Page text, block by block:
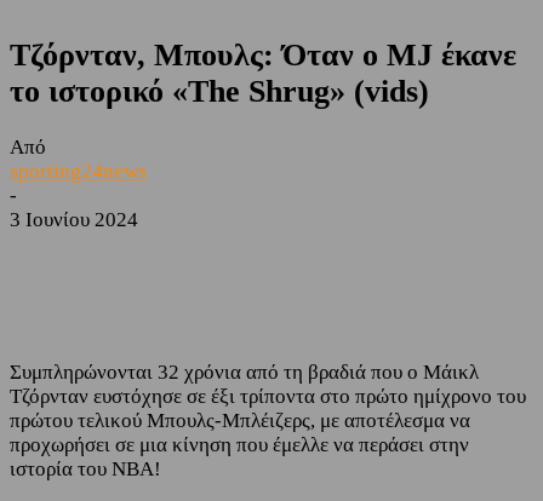
Τζόρνταν, Μπουλς: Όταν ο MJ έκανε
το ιστορικό «The Shrug» (vids)
Από
sporting24news
-
3 Ιουνίου 2024
Συμπληρώνονται 32 χρόνια από τη βραδιά που ο Μάικλ
Τζόρνταν ευστόχησε σε έξι τρίποντα στο πρώτο ημίχρονο του
πρώτου τελικού Μπουλς-Μπλέιζερς, με αποτέλεσμα να
προχωρήσει σε μια κίνηση που έμελλε να περάσει στην
ιστορία του ΝΒΑ!